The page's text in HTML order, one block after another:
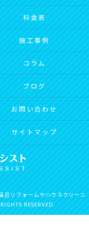
料金表
施工事例
コラム
ブログ
お問い合わせ
サイトマップ
呂リフォームやハウスクリーニ
RESERVED.